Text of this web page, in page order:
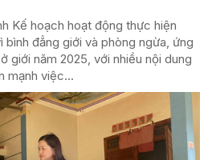
Kế hoạch hoạt động thực hiện
bình đẳng giới và phòng ngừa, ứng
giới năm 2025, với nhiều nội dung
mạnh việc...